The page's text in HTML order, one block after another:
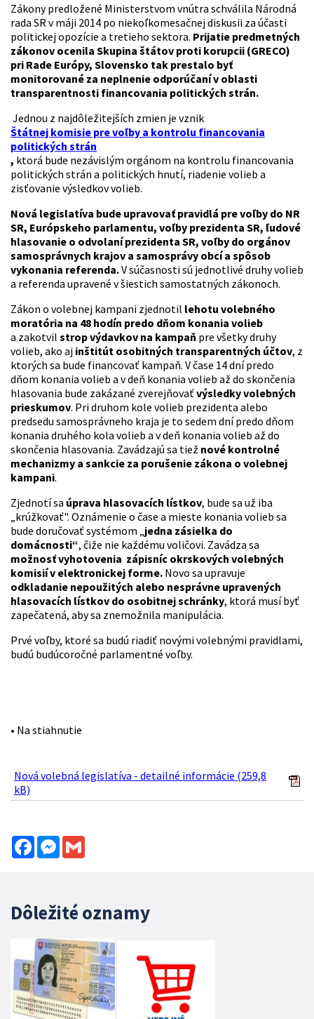
Zákony predložené Ministerstvom vnútra schválila Národná
rada SR v máji 2014 po niekoľkomesačnej diskusii za účasti
politickej opozície a tretieho sektora. Prijatie predmetných
zákonov ocenila Skupina štátov proti korupcii (GRECO)
pri Rade Európy, Slovensko tak prestalo byť
monitorované za neplnenie odporúčaní v oblasti
transparentnosti financovania politických strán.
Jednou z najdôležitejších zmien je vznik
Štátnej komisie pre voľby a kontrolu financovania
politických strán
, ktorá bude nezávislým orgánom na kontrolu financovania
politických strán a politických hnutí, riadenie volieb a
zisťovanie výsledkov volieb.
Nová legislatíva bude upravovať pravidlá pre voľby do NR
SR, Európskeho parlamentu, voľby prezidenta SR, ľudové
hlasovanie o odvolaní prezidenta SR, voľby do orgánov
samosprávnych krajov a samosprávy obcí a spôsob
vykonania referenda.V súčasnosti sú jednotlivé druhy volieb
a referenda upravené v šiestich samostatných zákonoch.
Zákon o volebnej kampani zjednotil lehotu volebného
moratória na 48 hodín predo dňom konania volieb
a zakotvil strop výdavkov na kampaň pre všetky druhy
volieb, ako aj inštitút osobitných transparentných účtov, z
ktorých sa bude financovať kampaň. V čase 14 dní predo
dňom konania volieb a v deň konania volieb až do skončenia
hlasovania bude zakázané zverejňovať výsledky volebných
prieskumov. Pri druhom kole volieb prezidenta alebo
predsedu samosprávneho kraja je to sedem dní predo dňom
konania druhého kola volieb a v deň konania volieb až do
skončenia hlasovania. Zavádzajú sa tiež nové kontrolné
mechanizmy a sankcie za porušenie zákona o volebnej
kampani.
Zjednotí sa úprava hlasovacích lístkov, bude sa už iba
„krúžkovať". Oznámenie o čase a mieste konania volieb sa
bude doručovať systémom „ jedna zásielka do
domácnosti“, čiže nie každému voličovi. Zavádza sa
možnosť vyhotovenia zápisníc okrskových volebných
komisií v elektronickej forme. Novo sa upravuje
odkladanie nepoužitých alebo nesprávne upravených
hlasovacích lístkov do osobitnej schránky, ktorá musí byť
zapečatená, aby sa znemožnila manipulácia.
Prvé voľby, ktoré sa budú riadiť novými volebnými pravidlami,
budú budúcoročné parlamentné voľby.
• Na stiahnutie
Nová volebná legislatíva - detailné informácie (259,8
kB)
FacebookMessenger
Dôležité oznamy